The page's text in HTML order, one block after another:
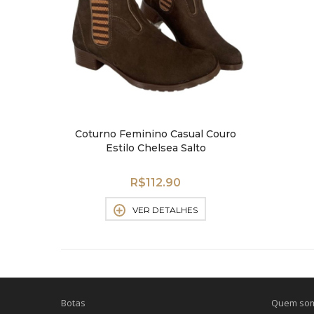
Coturno Feminino Casual Couro
Estilo Chelsea Salto
R$112.90
VER DETALHES
Botas Quem